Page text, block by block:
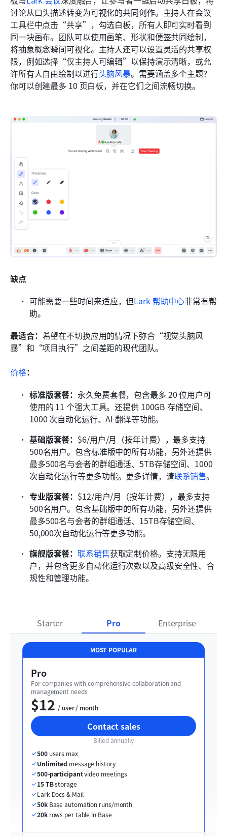
讨论从口头描述转变为可视化的共同创作。主持人在会议
工具栏中点击“共享”，勾选白板，所有人即可实时看到
同一块画布。团队可以使用画笔、形状和便签共同绘制，
将抽象概念瞬间可视化。主持人还可以设置灵活的共享权
限，例如选择“仅主持人可编辑”以保持演示清晰，或允
许所有人自由绘制以进行头脑风暴。需要涵盖多个主题？
你可以创建最多 10 页白板，并在它们之间流畅切换。
缺点
可能需要一些时间来适应，但Lark 帮助中心非常有帮
助。
最适合： 希望在不切换应用的情况下弥合“视觉头脑风
暴”和“项目执行”之间差距的现代团队。
价格：
标准版套餐： 永久免费套餐，包含最多 20 位用户可
使用的 11 个强大工具。还提供 100GB 存储空间、
1000 次自动化运行、AI 翻译等功能。
基础版套餐： $6/用户/月（按年计费），最多支持
500名用户。包含标准版中的所有功能，另外还提供
最多500名与会者的群组通话、5TB存储空间、1000
次自动化运行等更多功能。更多详情，请联系销售。
专业版套餐： $12/用户/月（按年计费），最多支持
500名用户。包含基础版中的所有功能，另外还提供
最多500名与会者的群组通话、15TB存储空间、
50,000次自动化运行等更多功能。
旗舰版套餐：联系销售获取定制价格。支持无限用
户，并包含更多自动化运行次数以及高级安全性、合
规性和管理功能。
Starter Pro Enterprise
MOST POPULAR
Pro
For companies with comprehensive collaboration and
management needs
$12
  / user / month
Contact sales
Billed annually
500 users max
Unlimited message history
500-participant video meetings
15 TB storage
Lark Docs & Mail
50k Base automation runs/month
20k rows per table in Base